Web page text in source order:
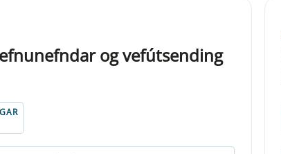
og vefútsending